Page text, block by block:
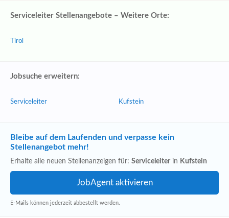
Serviceleiter Stellenangebote – Weitere Orte:
Tirol
Jobsuche erweitern:
Serviceleiter Kufstein
Bleibe auf dem Laufenden und verpasse kein
Stellenangebot mehr!
Erhalte alle neuen Stellenanzeigen für: Serviceleiter in Kufstein
E-Mails können jederzeit abbestellt werden.